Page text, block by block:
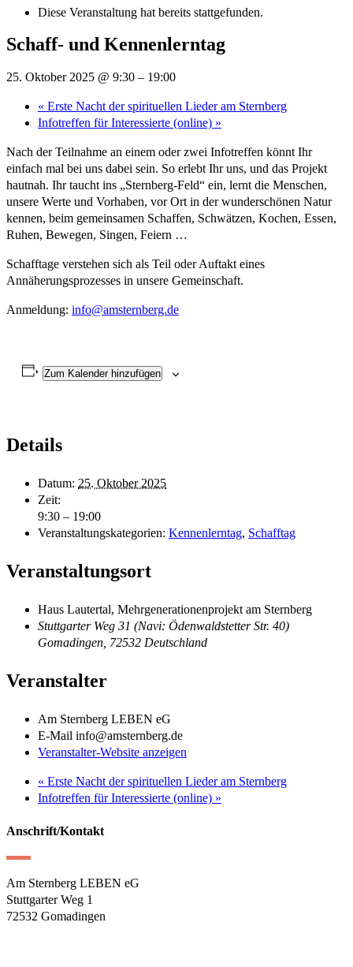
Diese Veranstaltung hat bereits stattgefunden.
Schaff- und Kennenlerntag
25. Oktober 2025 @ 9:30 – 19:00
« Erste Nacht der spirituellen Lieder am Sternberg
Infotreffen für Interessierte (online) »
Nach der Teilnahme an einem oder zwei Infotreffen könnt Ihr
einfach mal bei uns dabei sein. So erlebt Ihr uns, und das Projekt
hautnah. Ihr taucht ins „Sternberg-Feld“ ein, lernt die Menschen,
unsere Werte und Vorhaben, vor Ort in der wunderschönen Natur
kennen, beim gemeinsamen Schaffen, Schwätzen, Kochen, Essen,
Ruhen, Bewegen, Singen, Feiern …
Schafftage verstehen sich als Teil oder Auftakt eines
Annäherungsprozesses in unsere Gemeinschaft.
Anmeldung: info@amsternberg.de
Zum Kalender hinzufügen
Details
Datum: 25. Oktober 2025
Zeit:
9:30 – 19:00
Veranstaltungskategorien: Kennenlerntag, Schafftag
Veranstaltungsort
Haus Lautertal, Mehrgenerationenprojekt am Sternberg
Stuttgarter Weg 31 (Navi: Ödenwaldstetter Str. 40)
Gomadingen 72532 Deutschland
Veranstalter
Am Sternberg LEBEN eG
E-Mail info@amsternberg.de
Veranstalter-Website anzeigen
« Erste Nacht der spirituellen Lieder am Sternberg
Infotreffen für Interessierte (online) »
Anschrift/Kontakt
Am Sternberg LEBEN eG
Stuttgarter Weg 1
72532 Gomadingen